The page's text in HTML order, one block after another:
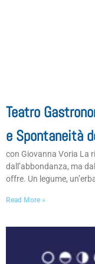
Teatro
e Spontaneità
con Giovanna Voria La
dall’abbondanza, ma
offre. Un legume,
Read More »